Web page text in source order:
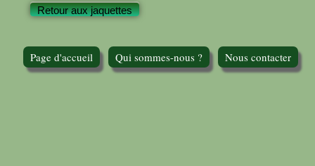
Retour aux jaquettes
Page d'accueil Qui sommes-nous ? Nous contacter